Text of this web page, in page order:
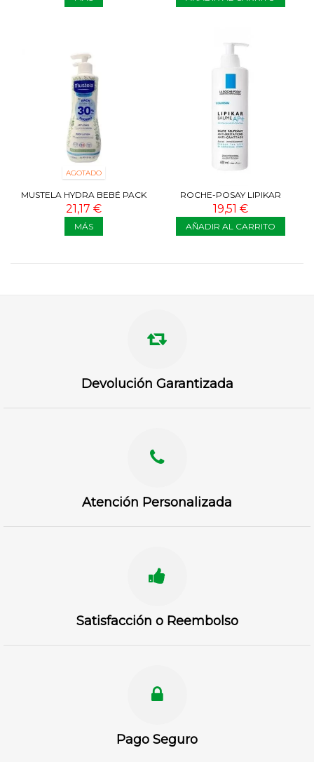
AGOTADO
MUSTELA HYDRA BEBÉ PACK
2X 500 ML
21,17 €
MÁS
ROCHE-POSAY LIPIKAR
BAUME AP+M 400 ML
19,51 €
AÑADIR AL CARRITO
Devolución Garantizada
Atención Personalizada
Satisfacción o Reembolso
Pago Seguro